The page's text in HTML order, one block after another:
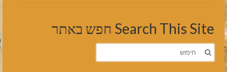
Search This Site חפש באתר
חפש
את: